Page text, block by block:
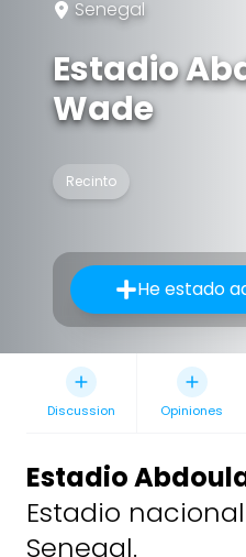
Senegal
Estadio
Wade
Recinto
He estado
Discussion Opiniones
Estadio
Estadio
Senegal.